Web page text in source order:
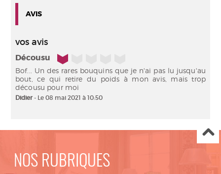
AVIS
vos avis
Décousu 1/5
Bof... Un des rares bouquins que je n'ai pas lu jusqu'au
bout, ce qui retire du poids à mon avis, mais trop
décousu pour moi
Didier - Le 08 mai 2021 à 10:50
NOS RUBRIQUES